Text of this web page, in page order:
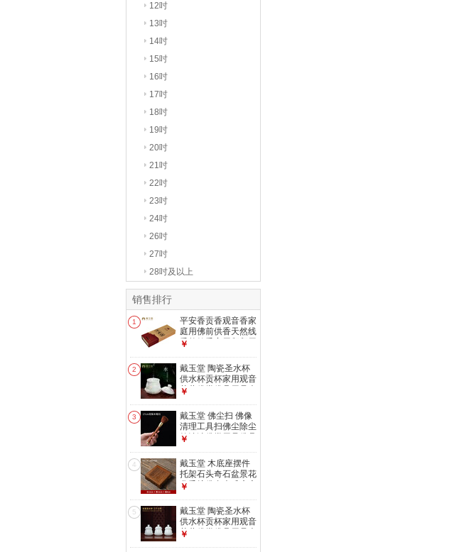
12吋
13吋
14吋
15吋
16吋
17吋
18吋
19吋
20吋
21吋
22吋
23吋
24吋
26吋
27吋
28吋及以上
销售排行
1
平安香贡香观音香家
庭用佛前供香天然线
香竹签香家用拜拜用
盒
￥
2
戴玉堂 陶瓷圣水杯
供水杯贡杯家用观音
菩萨佛堂佛具用品大
04B 小号圣水杯
￥
3
戴玉堂 佛尘扫 佛像
清理工具扫佛尘除尘
笔清洁佛堂用品佛具
笔 压平香灰铲子家
用香灰铲 T61-005B
笔扫 花梨木
￥
4
戴玉堂 木底座摆件
托架石头奇石盆景花
盆香炉佛台木质底座
13C 鸡翅木
12*12*4CM
￥
5
戴玉堂 陶瓷圣水杯
供水杯贡杯家用观音
菩萨佛堂佛具用品大
￥